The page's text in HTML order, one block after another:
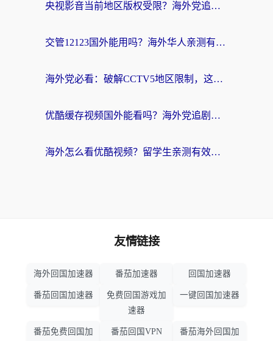
央视影音当前地区版权受限？海外党追剧看片的终极解决方案来了
交管12123国外能用吗？海外华人亲测有效的回国加速器选择指南
海外党必看：破解CCTV5地区限制，这样看欧洲杯奥运直播才够爽！
优酷缓存视频国外能看吗？海外党追剧看片的终极解决方案来了
海外怎么看优酷视频？留学生亲测有效的回国加速器选择指南
友情链接
海外回国加速器 番茄加速器 回国加速器
番茄回国加速器
免费回国游戏加
速器
一键回国加速器
番茄免费回国加 番茄回国VPN 番茄海外回国加